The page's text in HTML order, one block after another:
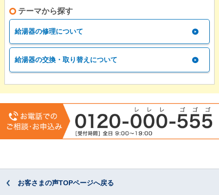
テーマから探す
給湯器の修理について
給湯器の交換・取り替えについて
お客さまの声TOPページへ戻る